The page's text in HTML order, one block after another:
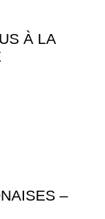
À LA
–